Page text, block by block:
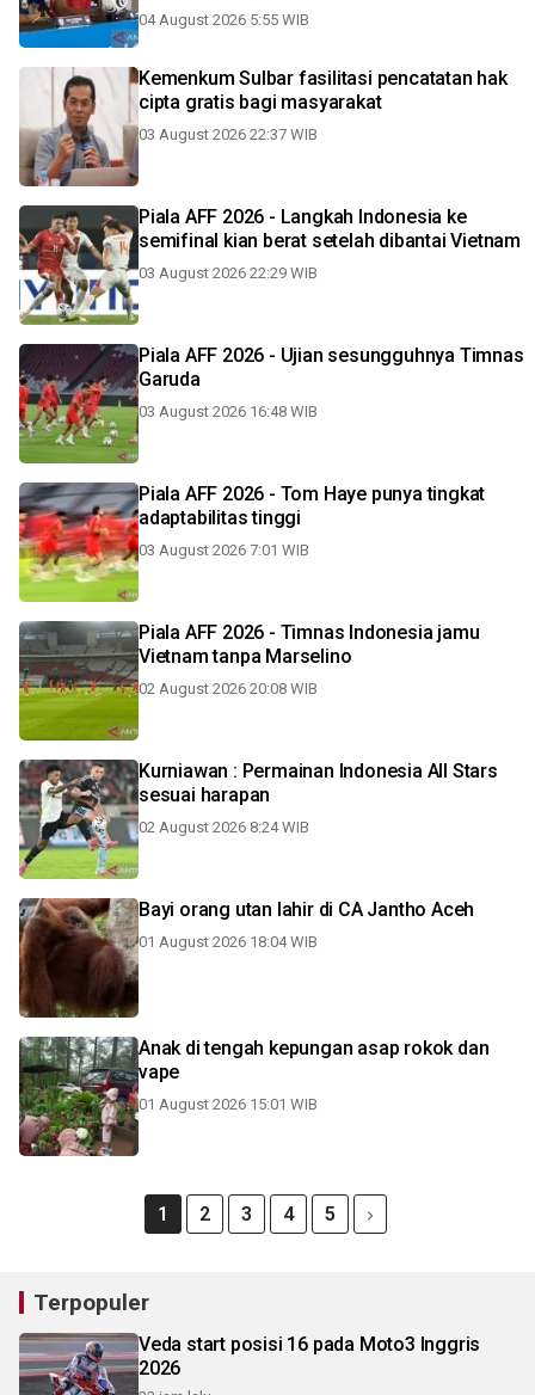
04 August 2026 5:55 WIB
Kemenkum Sulbar fasilitasi pencatatan hak
cipta gratis bagi masyarakat
03 August 2026 22:37 WIB
Piala AFF 2026 - Langkah Indonesia ke
semifinal kian berat setelah dibantai Vietnam
03 August 2026 22:29 WIB
Piala AFF 2026 - Ujian sesungguhnya Timnas
Garuda
03 August 2026 16:48 WIB
Piala AFF 2026 - Tom Haye punya tingkat
adaptabilitas tinggi
03 August 2026 7:01 WIB
Piala AFF 2026 - Timnas Indonesia jamu
Vietnam tanpa Marselino
02 August 2026 20:08 WIB
Kurniawan : Permainan Indonesia All Stars
sesuai harapan
02 August 2026 8:24 WIB
Bayi orang utan lahir di CA Jantho Aceh
01 August 2026 18:04 WIB
Anak di tengah kepungan asap rokok dan
vape
01 August 2026 15:01 WIB
1 2 3 4 5
Terpopuler
Veda start posisi 16 pada Moto3 Inggris
2026